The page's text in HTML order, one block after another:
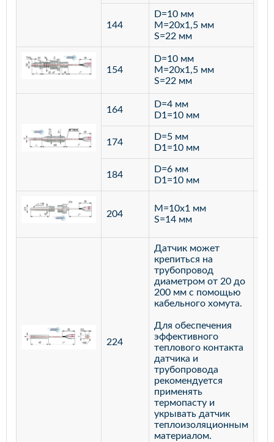
144
D=10 мм
M=20х1,5 мм
S=22 мм
154
D=10 мм
M=20х1,5 мм
S=22 мм
164
D=4 мм
D1=10 мм
174
D=5 мм
D1=10 мм
184
D=6 мм
D1=10 мм
204
M=10х1 мм
S=14 мм
224
Датчик может
крепиться на
трубопровод
диаметром от 20 до
200 мм с помощью
кабельного хомута.
Для обеспечения
эффективного
теплового контакта
датчика и
трубопровода
рекомендуется
применять
термопасту и
укрывать датчик
теплоизоляционным
материалом.